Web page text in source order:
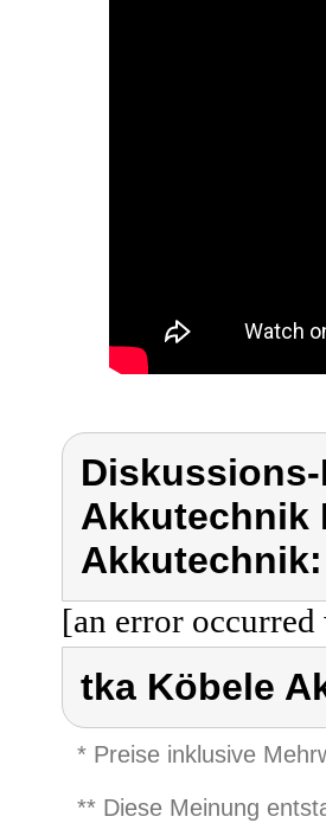
Akkutechnik
Akkutechnik:
[an error
tka Köbele
* Preise inklusive
** Diese Meinung